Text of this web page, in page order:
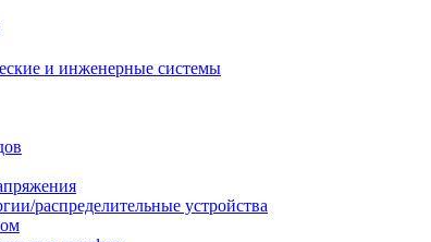
и инженерные системы
распределительные устройства